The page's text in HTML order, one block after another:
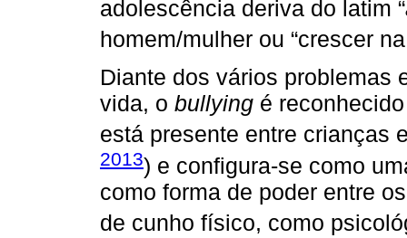
adolescência deriva do latim “
homem/mulher ou “crescer
Diante dos vários problemas
vida, o bullying é
está presente entre crianças
2013) e configura-se como
como forma de poder entre
de cunho físico, como